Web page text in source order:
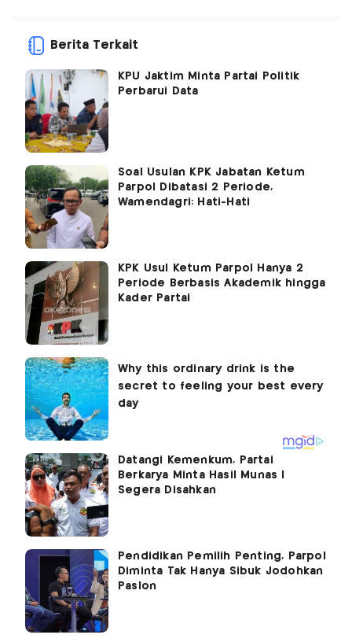
Berita Terkait
KPU Jaktim Minta Partai Politik
Perbarui Data
Soal Usulan KPK Jabatan Ketum
Parpol Dibatasi 2 Periode,
Wamendagri: Hati-Hati
KPK Usul Ketum Parpol Hanya 2
Periode Berbasis Akademik hingga
Kader Partai
Datangi Kemenkum, Partai
Berkarya Minta Hasil Munas I
Segera Disahkan
Pendidikan Pemilih Penting, Parpol
Diminta Tak Hanya Sibuk Jodohkan
Paslon